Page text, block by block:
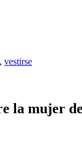
, vestirse
la mujer